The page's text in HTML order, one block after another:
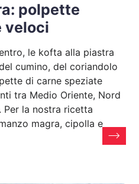
polpette
veloci
le kofta alla piastra
cumino, del coriandolo
di carne speziate
tra Medio Oriente, Nord
Per la nostra ricetta
magra, cipolla e